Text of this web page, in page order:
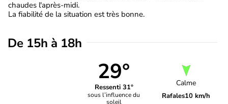
chaudes l'après-midi.
La fiabilité de la situation est très bonne.
De 15h à 18h
29°
Ressenti 31°
sous l’influence du
soleil
Calme
Rafales10 km/h